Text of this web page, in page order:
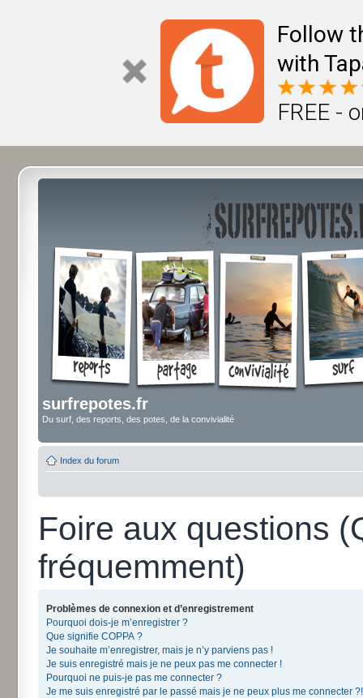
Follow
with
FREE -
surfrepotes.fr
Du surf, des reports, des potes, de la convivialité
Index du forum
Foire aux questions
fréquemment)
Problèmes de connexion et d’enregistrement
Pourquoi dois-je m’enregistrer ?
Que signifie COPPA ?
Je souhaite m’enregistrer, mais je n’y parviens pas !
Je suis enregistré mais je ne peux pas me connecter !
Pourquoi ne puis-je pas me connecter ?
Je me suis enregistré par le passé mais je ne peux plus me connecter ?!